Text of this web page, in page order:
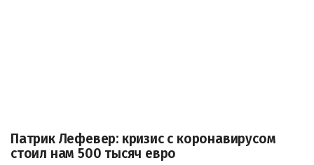
Патрик Лефевер: кризис с коронавирусом
стоил нам 500 тысяч евро